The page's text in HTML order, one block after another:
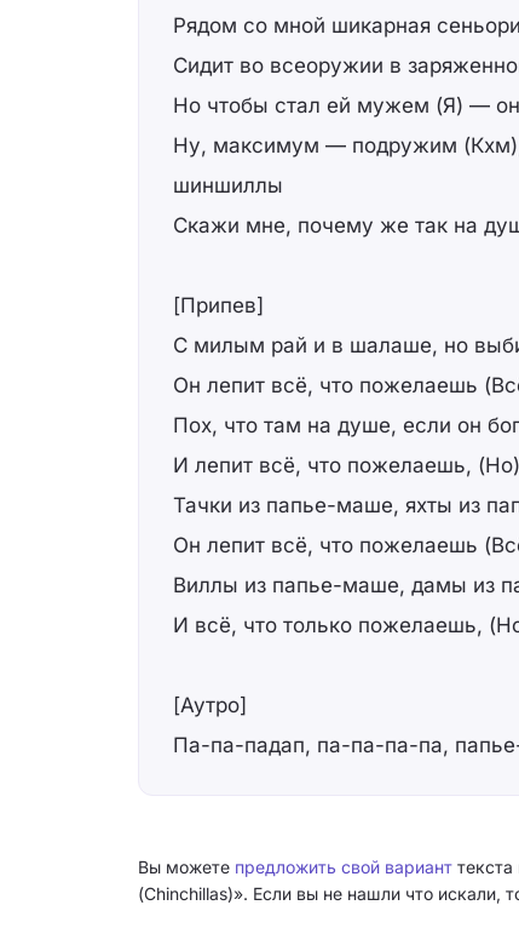
Рядом со мной шикарная
Сидит во всеоружии в
Но чтобы стал ей мужем (Я) —
Ну, максимум — подружим
шиншиллы
Скажи мне, почему же так на
[Припев]
С милым рай и в шалаше, но
Он лепит всё, что пожелаешь
Пох, что там на душе, если он
И лепит всё, что пожелаешь,
Тачки из папье-маше, яхты из
Он лепит всё, что пожелаешь
Виллы из папье-маше, дамы из
И всё, что только пожелаешь,
[Аутро]
Па-па-падап, па-па-па-па,
Вы можете предложить свой вариант
(Chinchillas)». Если вы не нашли что искали,